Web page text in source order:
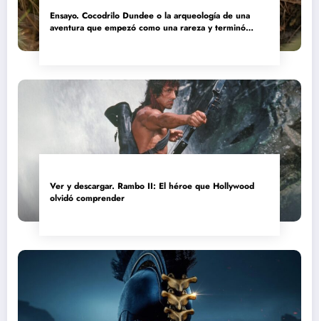
Ensayo. Cocodrilo Dundee o la arqueología de una
aventura que empezó como una rareza y terminó
Ver y descargar. Rambo II: El héroe que Hollywood
olvidó comprender